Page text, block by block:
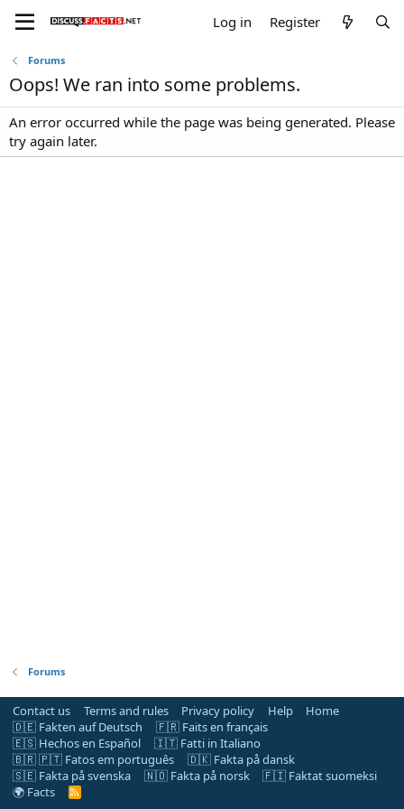
Log in Register
Forums
Oops! We ran into some problems.
An error occurred while the page was being generated. Please
try again later.
Forums
Contact us Terms and rules Privacy policy Help
Home
🇩🇪 Fakten auf Deutsch
🇫🇷 Faits en français
🇪🇸 Hechos en Español
🇮🇹 Fatti in Italiano
🇧🇷 🇵🇹 Fatos em português
🇩🇰 Fakta på dansk
🇸🇪 Fakta på svenska
🇳🇴 Fakta på norsk
🇫🇮 Faktat suomeksi
🌍 Facts
R